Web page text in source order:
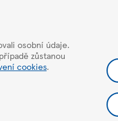
osobní údaje.
zůstanou
cookies.